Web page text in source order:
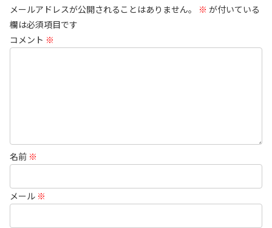
メールアドレスが公開されることはありません。 ※ が付いている
欄は必須項目です
コメント ※
名前 ※
メール ※